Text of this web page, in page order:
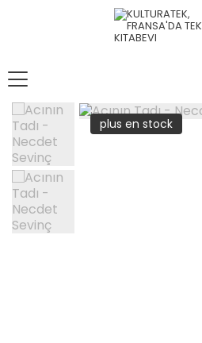
plus en stock